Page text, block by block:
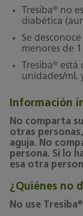
Tresiba®
no
diabética
Se desconoce
menores de
Tresiba®
está
unidades/mL
Información
No comparta
otras
aguja. No
persona. Si lo
esa otra
¿Quiénes no
No use Tresiba ®